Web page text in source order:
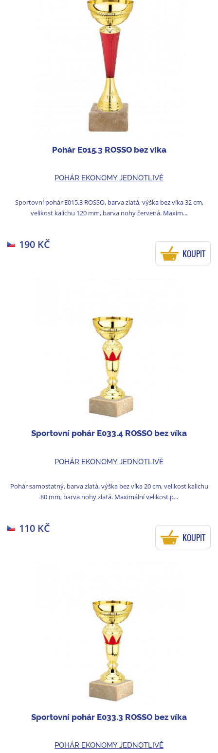
Pohár E015.3 ROSSO bez víka
POHÁR EKONOMY JEDNOTLIVĚ
Sportovní pohár E015.3 ROSSO, barva zlatá, výška bez víka 32 cm,
velikost kalichu 120 mm, barva nohy červená. Maxim...
190 KČ
KOUPIT
Sportovní pohár E033.4 ROSSO bez víka
POHÁR EKONOMY JEDNOTLIVĚ
Pohár samostatný, barva zlatá, výška bez víka 20 cm, velikost kalichu
80 mm, barva nohy zlatá. Maximální velikost p...
110 KČ
KOUPIT
Sportovní pohár E033.3 ROSSO bez víka
POHÁR EKONOMY JEDNOTLIVĚ